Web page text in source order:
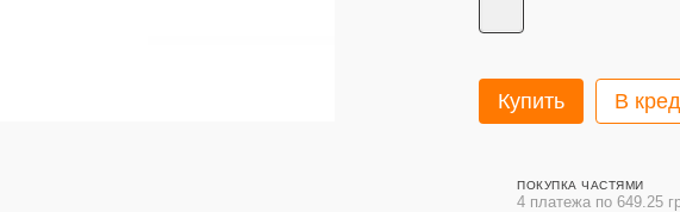
Купить В
ПОКУПКА ЧАСТЯМИ
4 платежа по 649.25